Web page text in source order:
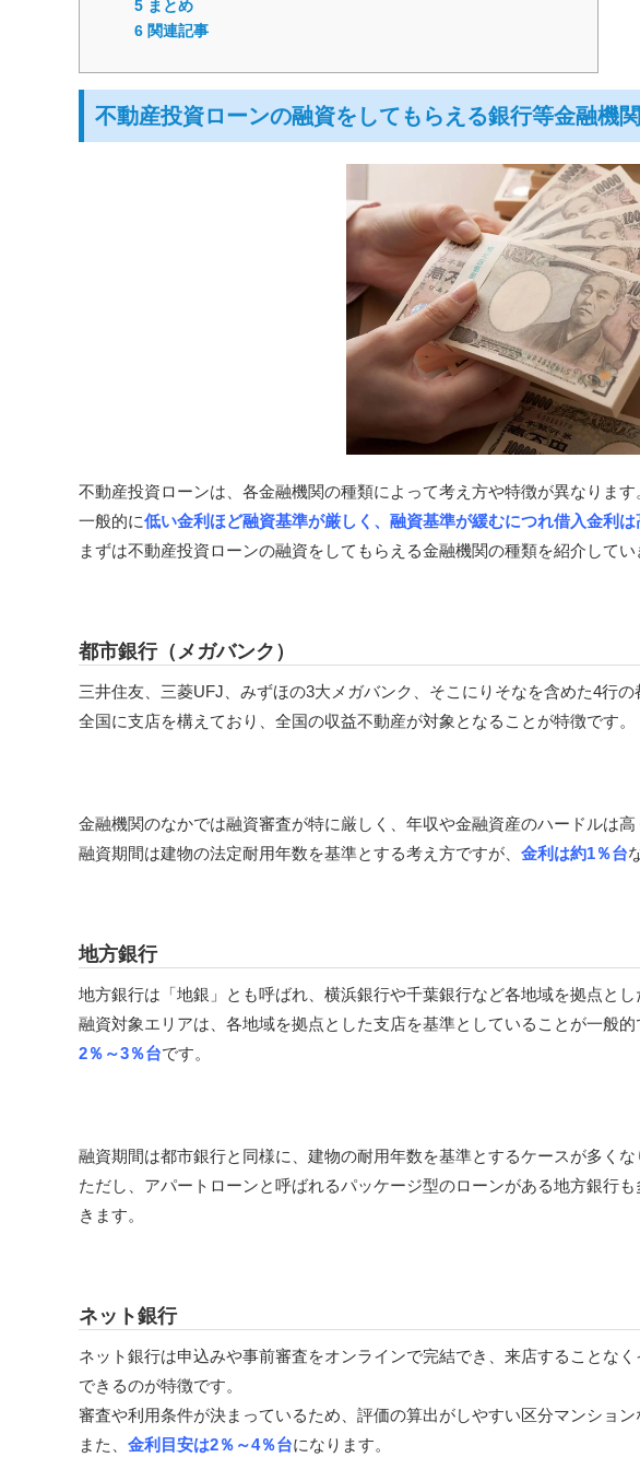
5 まとめ
6 関連記事
不動産投資ローンの融資をしてもらえる銀行等金融機
不動産投資ローンは、各金融機関の種類によって考え方や特徴が異なります
一般的に低い金利ほど融資基準が厳しく、融資基準が緩むにつれ借入金利は
まずは不動産投資ローンの融資をしてもらえる金融機関の種類を紹介して
都市銀行（メガバンク）
三井住友、三菱UFJ、みずほの3大メガバンク、そこにりそなを含めた4行の
全国に支店を構えており、全国の収益不動産が対象となることが特徴です。
金融機関のなかでは融資審査が特に厳しく、年収や金融資産のハードルは高
融資期間は建物の法定耐用年数を基準とする考え方ですが、 金利は約1％台
地方銀行
地方銀行は「地銀」とも呼ばれ、横浜銀行や千葉銀行など各地域を拠点とし
融資対象エリアは、各地域を拠点とした支店を基準としていることが一般
2％～3％台です。
融資期間は都市銀行と同様に、建物の耐用年数を基準とするケースが多くな
ただし、アパートローンと呼ばれるパッケージ型のローンがある地方銀行
きます。
ネット銀行
ネット銀行は申込みや事前審査をオンラインで完結でき、来店することな
できるのが特徴です。
審査や利用条件が決まっているため、評価の算出がしやすい区分マンション
また、 金利目安は2％～4％台になります。